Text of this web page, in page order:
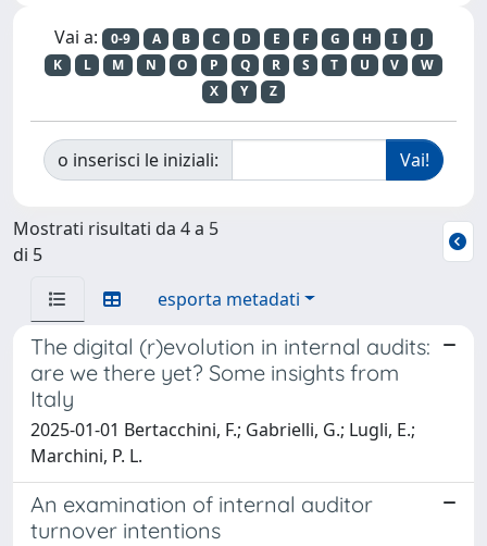
Vai a: 0-9 A B C D E F G H I
J
K
L M N O P Q R S T U V
W
X
Y Z
o inserisci le iniziali:
Mostrati risultati da 4 a 5
di 5
esporta metadati
The digital (r)evolution in internal audits:
are we there yet? Some insights from
Italy
2025-01-01 Bertacchini, F.; Gabrielli, G.; Lugli, E.;
Marchini, P. L.
An examination of internal auditor
turnover intentions